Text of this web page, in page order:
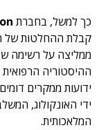
כך למשל, בחברת
קבלת ההחלטות של
ממליצה על רשימה
ההיסטוריה
ידועות ממקרים
ידי האונקולוג,
המלאכותית.